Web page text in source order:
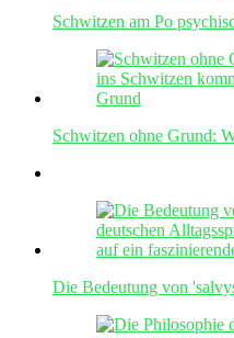
Schwitzen am Po
Schwitzen ohne Grund:
Die Bedeutung von